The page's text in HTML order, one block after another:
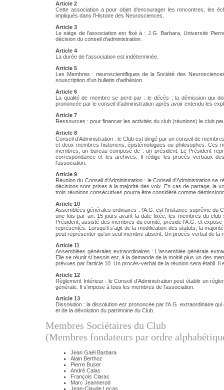
Article 2
Cette association a pour objet d'encourager les rencontres, les
impliqués dans l’Histoire des Neurosciences.
Article 3
Le siège de l'association est fixé à : J.G. Barbara, Université
décision du conseil d'administration.
Article 4
La durée de l'association est indéterminée.
Article 5
Les Membres : neuroscientifiques de la Société des
souscription d'un bulletin d'adhésion.
Article 6
La qualité de membre se perd par : le décès ; la démission qui
prononcée par le conseil d'administration après avoir entendu les
Article 7
Ressources : pour financer les activités du club (réunions) le club
Article 8
Conseil d'Administration : le Club est dirigé par un conseil de
et deux membres historiens, épistémologues ou philosophes. Ces
membres, un bureau composé de : un président. Le Président
correspondance et les archives. Il rédige les procès verbaux
l'association.
Article 9
Réunion du Conseil d'Administration : le Conseil d'Administration
décisions sont prises à la majorité des voix. En cas de partage, la
trois réunions consécutives pourra être considéré comme
Article 10
Assemblées générales ordinaires : l'A.G. est l'instance suprême du
une fois par an. 15 jours avant la date fixée, les membres du
Président, assisté des membres du comité, préside l'A.G. et
représentés. Lorsqu'il s'agit de la modification des statuts, la
peut représenter qu'un seul membre absent. Un procès-verbal de la
Article 11
Assemblées générales extraordinaires : L'assemblée générale
Elle se réunit si besoin est, à la demande de la moitié plus un des
prévues par l'article 10. Un procès-verbal de la réunion sera établi. Il
Article 12
Règlement Intérieur : le Conseil d'Administration peut établir un
générale. Il s'impose à tous les membres de l'association.
Article 13
Dissolution : la dissolution est prononcée par l'A.G. extraordinaire
et de la dévolution du patrimoine du Club.
Membres Sociétaires du Club
(Membres fondateurs par ordre
Jean Gaël Barbara
Alain Berthoz
Pierre Buser
André Calas
François Clarac
Marc Jeannerod
Jean-Claude Lecas